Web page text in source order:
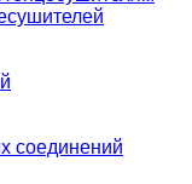
соединений